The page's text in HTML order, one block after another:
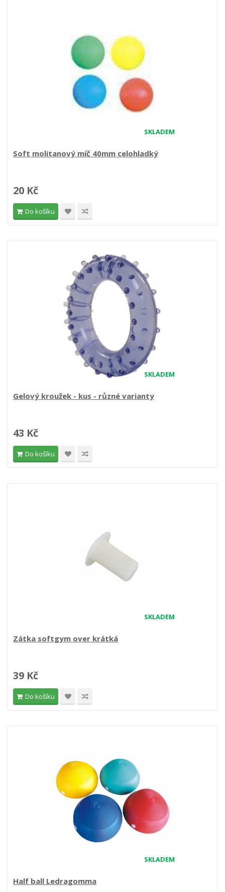
SKLADEM
Soft molitanový míč 40mm celohladký
20 Kč
Do košíku
SKLADEM
Gelový kroužek - kus - různé varianty
43 Kč
Do košíku
SKLADEM
Zátka softgym over krátká
39 Kč
Do košíku
SKLADEM
Half ball Ledragomma